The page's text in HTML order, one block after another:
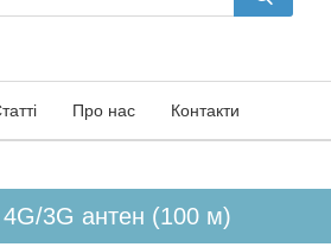
Про нас Контакти
3G антен (100 м)